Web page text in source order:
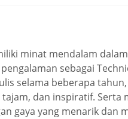
minat mendalam
sebagai
selama beberapa
dan inspiratif. Serta
gaya yang menarik dan